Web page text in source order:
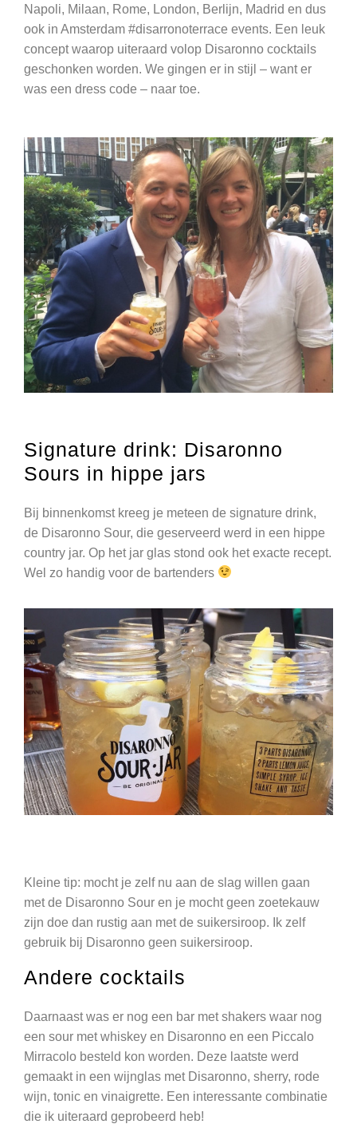
Napoli, Milaan, Rome, London, Berlijn, Madrid en dus
ook in Amsterdam #disarronoterrace events. Een leuk
concept waarop uiteraard volop Disaronno cocktails
geschonken worden. We gingen er in stijl – want er
was een dress code – naar toe.
Signature drink: Disaronno
Sours in hippe jars
Bij binnenkomst kreeg je meteen de signature drink,
de Disaronno Sour, die geserveerd werd in een hippe
country jar. Op het jar glas stond ook het exacte recept.
Wel zo handig voor de bartenders
Kleine tip: mocht je zelf nu aan de slag willen gaan
met de Disaronno Sour en je mocht geen zoetekauw
zijn doe dan rustig aan met de suikersiroop. Ik zelf
gebruik bij Disaronno geen suikersiroop.
Andere cocktails
Daarnaast was er nog een bar met shakers waar nog
een sour met whiskey en Disaronno en een Piccalo
Mirracolo besteld kon worden. Deze laatste werd
gemaakt in een wijnglas met Disaronno, sherry, rode
wijn, tonic en vinaigrette. Een interessante combinatie
die ik uiteraard geprobeerd heb!